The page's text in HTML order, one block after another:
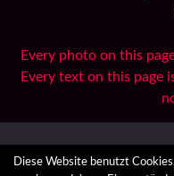
Every photo on this
Every text on this page
All Reports
Diese Website benutzt